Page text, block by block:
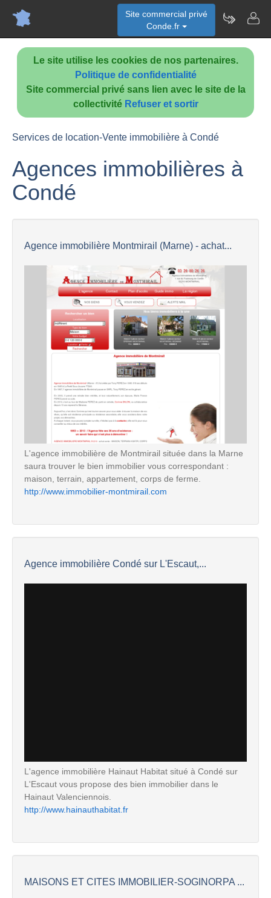
Le site utilise les cookies de nos partenaires.
Politique de confidentialité
Site commercial privé sans lien avec le site de la
collectivité Refuser et sortir
Site commercial privé
Conde.fr
Services de location-Vente immobilière à Condé
Agences immobilières à
Condé
Agence immobilière Montmirail (Marne) - achat...
L'agence immobilière de Montmirail située dans la Marne
saura trouver le bien immobilier vous correspondant :
maison, terrain, appartement, corps de ferme.
http://www.immobilier-montmirail.com
Agence immobilière Condé sur L'Escaut,...
L'agence immobilière Hainaut Habitat situé à Condé sur
L'Escaut vous propose des bien immobilier dans le
Hainaut Valenciennois.
http://www.hainauthabitat.fr
MAISONS ET CITES IMMOBILIER-SOGINORPA ...